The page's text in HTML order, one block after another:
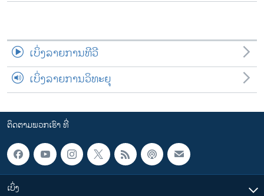
ເບິ່ງລາຍການທີວີ
ເບິ່ງລາຍການວິທະຍຸ
ຕິດຕາມພວກເຮົາ ທີ່
ເບິ່ງ